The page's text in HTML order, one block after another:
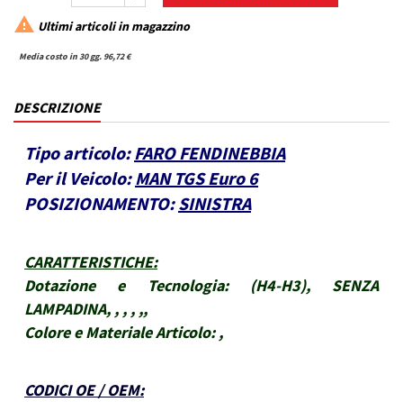
 Ultimi articoli in magazzino
Media costo in 30 gg. 96,72 €
DESCRIZIONE
Tipo articolo: FARO FENDINEBBIA
Per il Veicolo: MAN TGS Euro 6
POSIZIONAMENTO: SINISTRA
CARATTERISTICHE:
Dotazione e Tecnologia:
(H4-H3), SENZA
LAMPADINA, , , , ,,
Colore e Materiale Articolo: ,
CODICI OE / OEM: